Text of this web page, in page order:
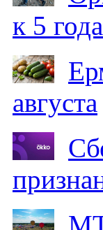
к 5
августа